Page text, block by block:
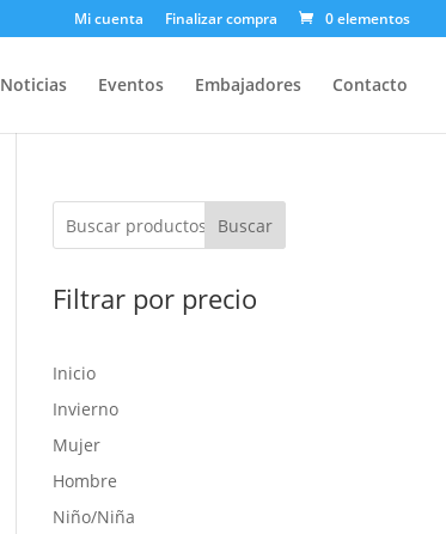
Mi cuenta Finalizar compra 0 elementos
Noticias Eventos Embajadores Contacto
Buscar
Filtrar por precio
Inicio
Invierno
Mujer
Hombre
Niño/Niña